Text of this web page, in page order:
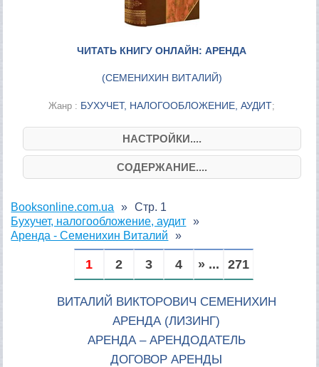
ЧИТАТЬ КНИГУ ОНЛАЙН: АРЕНДА
(СЕМЕНИХИН ВИТАЛИЙ)
Жанр : БУХУЧЕТ, НАЛОГООБЛОЖЕНИЕ, АУДИТ;
НАСТРОЙКИ....
СОДЕРЖАНИЕ....
Booksonline.com.ua
Бухучет, налогообложение, аудит
Аренда - Семенихин Виталий
Стр. 1
1 2 3 4 » ... 271
ВИТАЛИЙ ВИКТОРОВИЧ СЕМЕНИХИН
АРЕНДА (ЛИЗИНГ)
АРЕНДА – АРЕНДОДАТЕЛЬ
ДОГОВОР АРЕНДЫ